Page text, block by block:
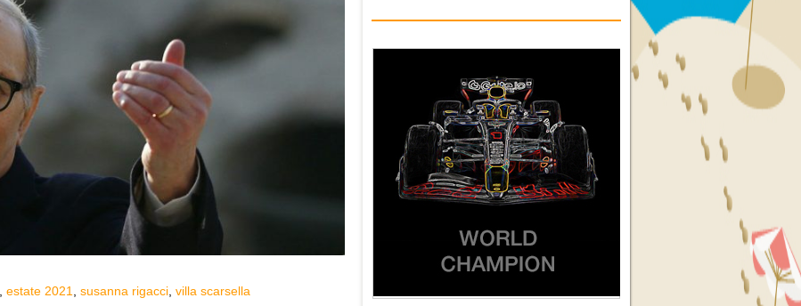
estate 2021 susanna rigacci villa scarsella